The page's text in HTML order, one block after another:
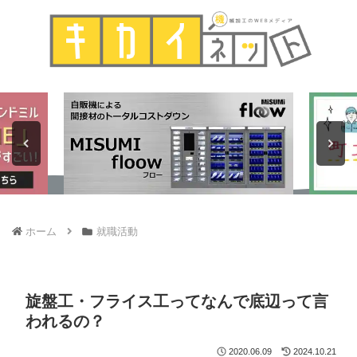
ホーム 就職活動
旋盤工・フライス工ってなんで底辺って言
われるの？
2020.06.09 2024.10.21